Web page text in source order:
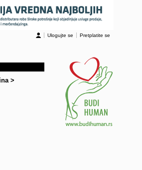
Ulogujte se Pretplatite se
>